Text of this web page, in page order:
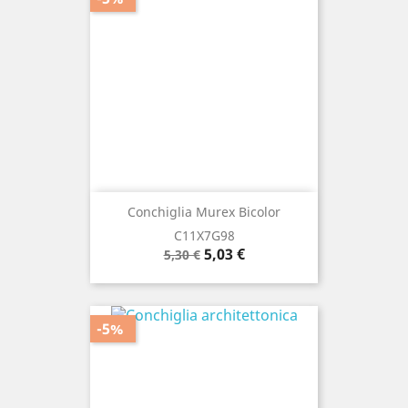
Conchiglia Murex Bicolor
C11X7G98
Prezzo
5,30 € Prezzo
5,03 €
-5%